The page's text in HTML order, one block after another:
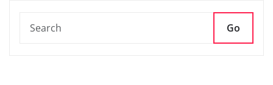
Go